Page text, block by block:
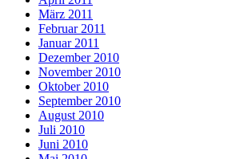
März 2011
Februar 2011
Januar 2011
Dezember 2010
November 2010
Oktober 2010
September 2010
August 2010
Juli 2010
Juni 2010